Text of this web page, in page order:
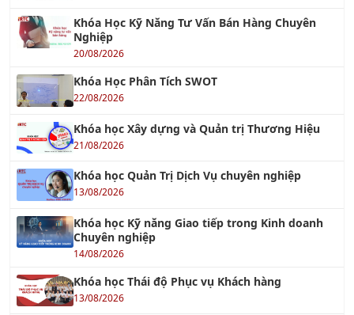
Khóa Học Kỹ Năng Tư Vấn Bán Hàng Chuyên
Nghiệp
20/08/2026
Khóa Học Phân Tích SWOT
22/08/2026
Khóa học Xây dựng và Quản trị Thương Hiệu
21/08/2026
Khóa học Quản Trị Dịch Vụ chuyên nghiệp
13/08/2026
Khóa học Kỹ năng Giao tiếp trong Kinh doanh
Chuyên nghiệp
14/08/2026
Khóa học Thái độ Phục vụ Khách hàng
13/08/2026